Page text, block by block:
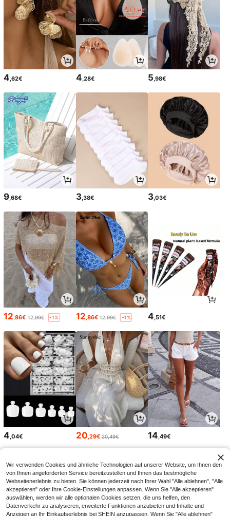
4,62€ 4,28€ 5,98€
9,68€ 3,38€ 3,03€
12 ,86€ 12,99€ -1% 12 ,86€ 12,99€ -1% 4 ,51€
4 ,04€ 20 ,29€ 20,49€ 14 ,49€
Wir verwenden Cookies und ähnliche Technologien auf unserer Website, um Ihnen den
von Ihnen angeforderten Service bereitzustellen und Ihnen das bestmögliche
Webseitenerlebnis zu bieten. Sie können jederzeit nach Ihrer Wahl "Alle ablehnen", "Alle
akzeptieren" oder Ihre Cookie-Einstellungen anpassen. Wenn Sie "Alle akzeptieren"
auswählen, werden wir alle optionalen Cookies setzen, die uns helfen, den
Datenverkehr zu analysieren, erweiterte Funktionen anzubieten und Inhalte und
Anzeigen an Ihr Einkaufserlebnis bei SHEIN anzupassen. Wenn Sie "Alle ablehnen"